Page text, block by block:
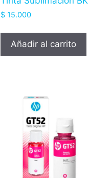
$15.000
Añadir al carrito